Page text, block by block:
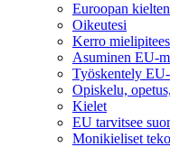
Euroopan
Oikeutesi
Kerro
Asuminen EU-
Työskentely EU-
Opiskelu,
Kielet
EU tarvitsee
Monikieliset